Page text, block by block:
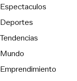
Espectaculos
Deportes
Tendencias
Mundo
Emprendimiento